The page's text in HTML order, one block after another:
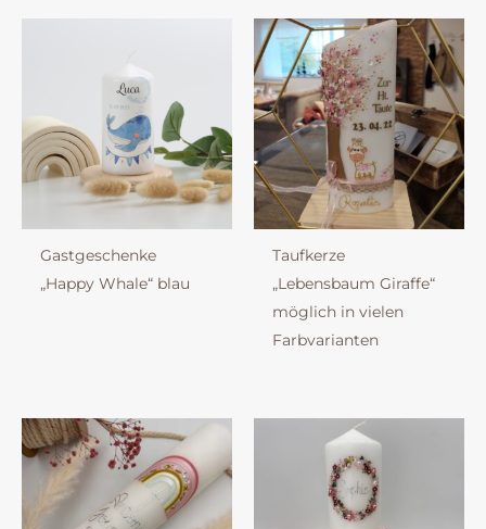
Gastgeschenke
„Happy Whale“ blau
Taufkerze
„Lebensbaum Giraffe“
möglich in vielen
Farbvarianten